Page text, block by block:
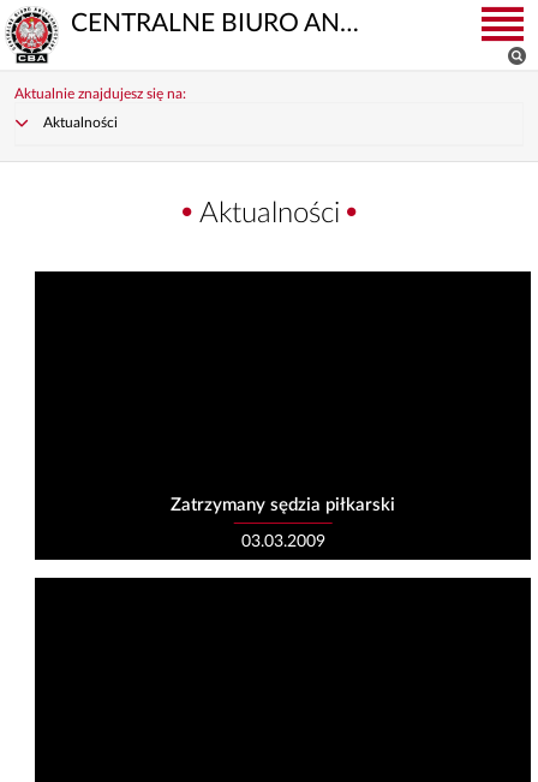
CENTRALNE BIURO ANTYKORUPCYJNE
Aktualnie znajdujesz się na:
Aktualności
Aktualności
Zatrzymany sędzia piłkarski
03.03.2009